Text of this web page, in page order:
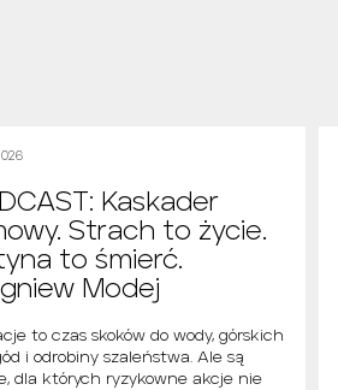
Kaskader
Strach to życie.
to śmierć.
Modej
to czas skoków do wody, górskich
i odrobiny szaleństwa. Ale są
dla których ryzykowne akcje nie